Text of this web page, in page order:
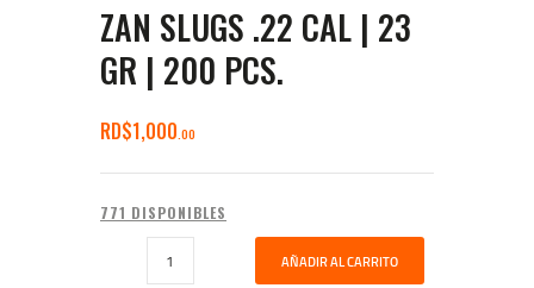
ZAN SLUGS .22 CAL | 23
GR | 200 PCS.
RD$1,000 00
771 DISPONIBLES
AÑADIR AL CARRITO